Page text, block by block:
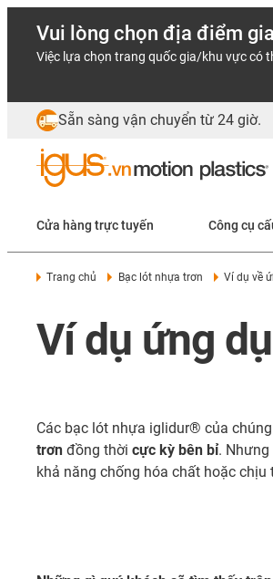
Vui lòng chọn địa điểm
Việc lựa chọn trang quốc gia/khu vực có
Sẵn sàng vận chuyển từ 24 giờ.
Cửa hàng trực tuyến Công cụ
Trang chủ Bạc lót nhựa trơn Ví dụ về
Ví dụ ứng
Các bạc lót nhựa iglidur® của
trơn đồng thời cực kỳ bên bỉ. Nhưng
khả năng chống hóa chất hoặc